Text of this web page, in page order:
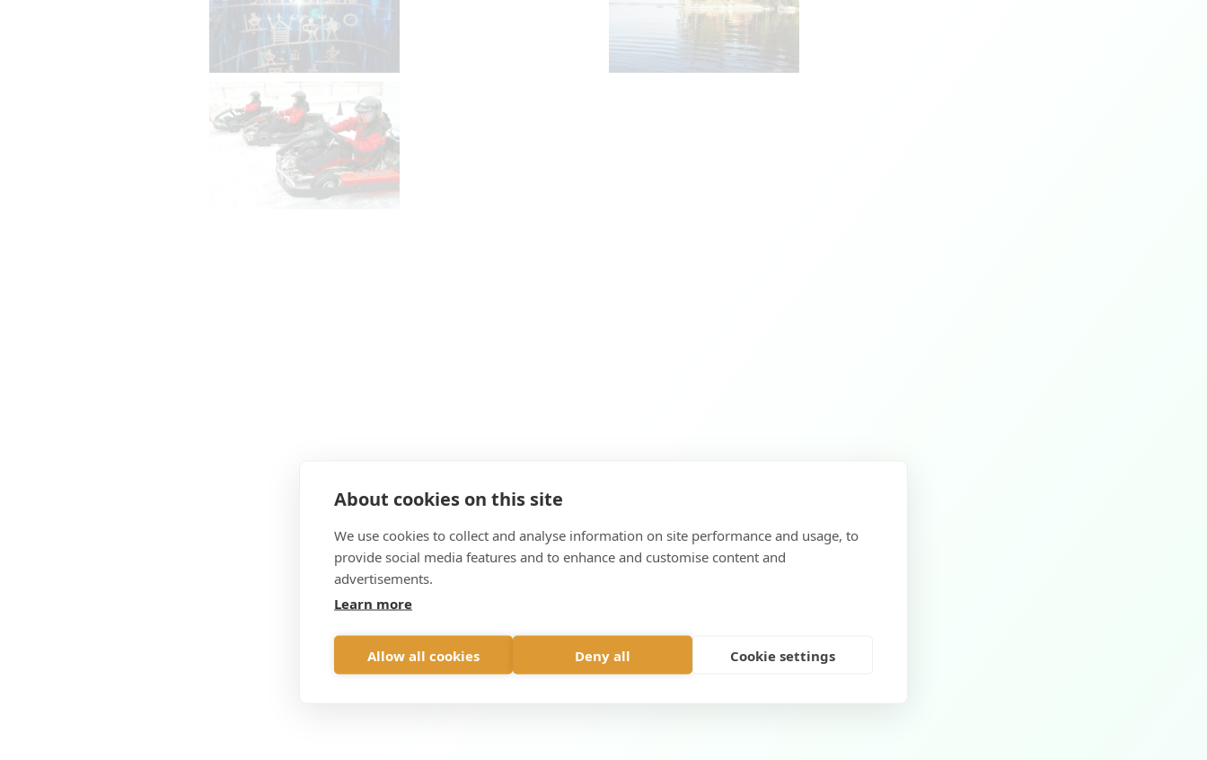
About cookies on this site
We use cookies to collect and analyse information on site performance and usage, to
provide social media features and to enhance and customise content and
advertisements.
Learn more
Allow all cookies Deny all Cookie settings